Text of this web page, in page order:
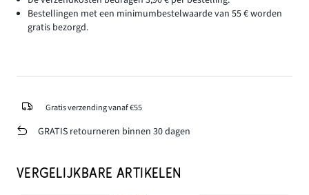
Bestellingen met een minimumbestelwaarde van 55 € worden
gratis bezorgd.
Gratis verzending vanaf €55
GRATIS retourneren binnen 30 dagen
VERGELIJKBARE ARTIKELEN